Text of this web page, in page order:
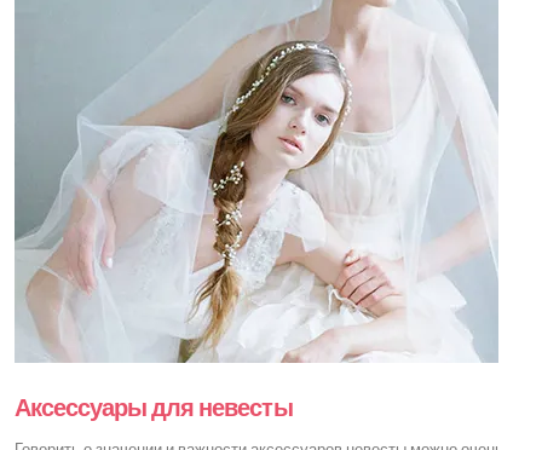
Аксессуары для невесты